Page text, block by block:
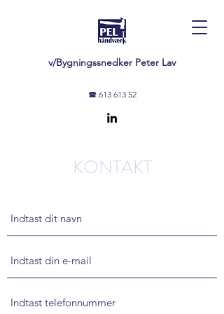
v/Bygningssnedker Peter Lav
🕿 613 613 52
KONTAKT